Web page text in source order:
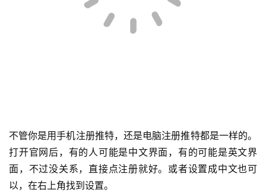
不管你是用手机注册推特，还是电脑注册推特都是一样的。
打开官网后，有的人可能是中文界面，有的可能是英文界
面，不过没关系，直接点注册就好。或者设置成中文也可
以，在右上角找到设置。